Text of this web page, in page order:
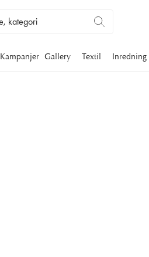
Kampanjer Gallery Textil Inredning